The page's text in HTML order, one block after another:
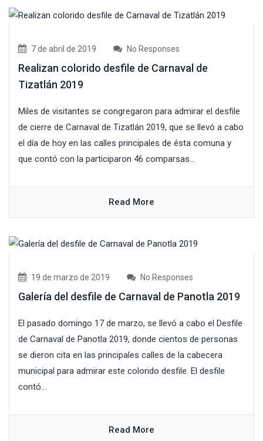
7 de abril de 2019 No Responses
Realizan colorido desfile de Carnaval de
Tizatlán 2019
Miles de visitantes se congregaron para admirar el desfile
de cierre de Carnaval de Tizatlán 2019, que se llevó a cabo
el día de hoy en las calles principales de ésta comuna y
que contó con la participaron 46 comparsas...
Read More
19 de marzo de 2019 No Responses
Galería del desfile de Carnaval de Panotla 2019
El pasado domingo 17 de marzo, se llevó a cabo el Desfile
de Carnaval de Panotla 2019, donde cientos de personas
se dieron cita en las principales calles de la cabecera
municipal para admirar este colorido desfile. El desfile
contó...
Read More